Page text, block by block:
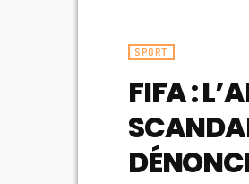
SPORT
FIFA :